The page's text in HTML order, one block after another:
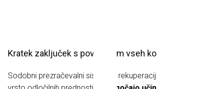
Kratek zaključek s povzetkom vseh koristi
Sodobni prezračevalni sistemi z rekuperacijo imajo celo